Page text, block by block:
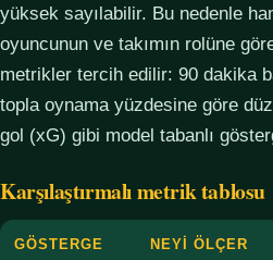
yüksek sayılabilir. Bu nedenle
oyuncunun ve takımın rolüne
metrikler tercih edilir: 90 dakika
topla oynama yüzdesine göre
gol (xG) gibi model tabanlı
Karşılaştırmalı metrik tablosu
GÖSTERGE NEYI ÖLÇER